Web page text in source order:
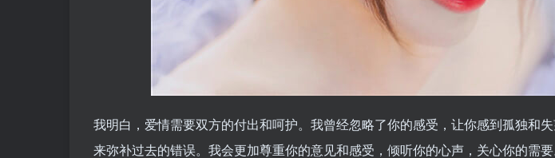
我明白，爱情需要双方的付出和呵护。我曾经忽略了你的感受，让你感到孤独和
来弥补过去的错误。我会更加尊重你的意见和感受，倾听你的心声，关心你的需